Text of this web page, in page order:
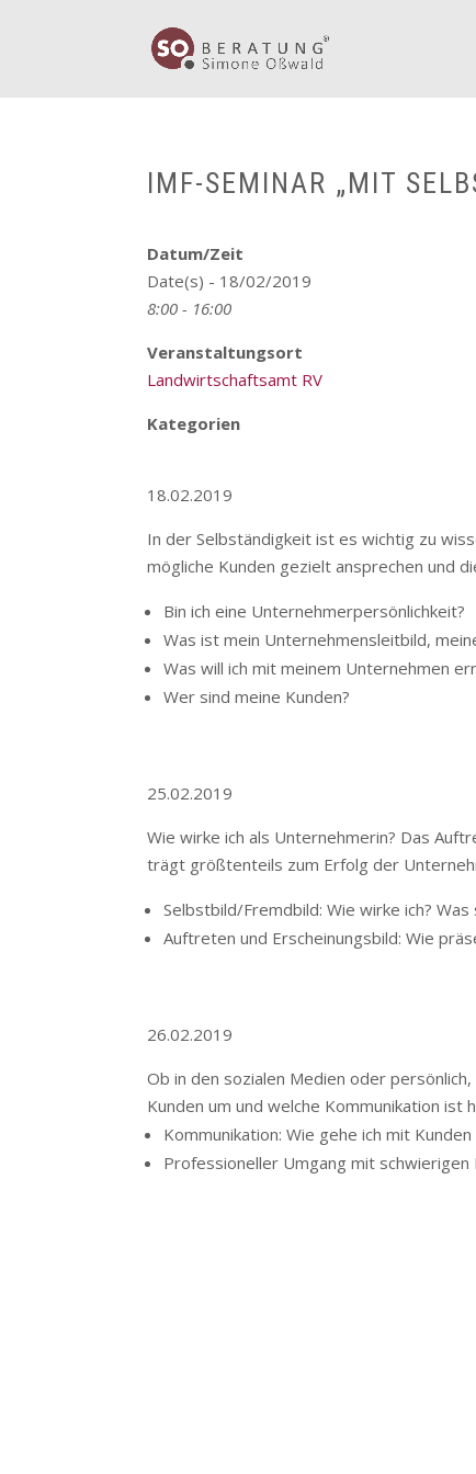
IMF-SEMINAR „MIT
Datum/Zeit
Date(s) - 18/02/2019
8:00 - 16:00
Veranstaltungsort
Landwirtschaftsamt RV
Kategorien
18.02.2019
In der Selbständigkeit ist es wichtig zu
mögliche Kunden gezielt ansprechen und
Bin ich eine Unternehmerpersönlichkeit?
Was ist mein Unternehmensleitbild,
Was will ich mit meinem Unternehmen
Wer sind meine Kunden?
25.02.2019
Wie wirke ich als Unternehmerin? Das
trägt größtenteils zum Erfolg der
Selbstbild/Fremdbild: Wie wirke ich? Was
Auftreten und Erscheinungsbild: Wie
26.02.2019
Ob in den sozialen Medien oder
Kunden um und welche Kommunikation ist
Kommunikation: Wie gehe ich mit Kunden
Professioneller Umgang mit schwierigen